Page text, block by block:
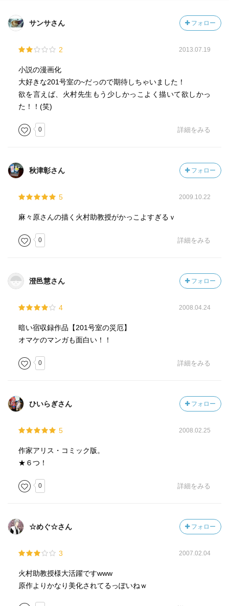
サンサさん フォロー
2 2013.07.19
小説の漫画化
大好きな201号室の~だっので期待しちゃいました！
欲を言えば、火村先生もう少しかっこよく描いて欲しかっ
た！！(笑)
0 詳細をみる
秋津彰さん フォロー
5 2009.10.22
麻々原さんの描く火村助教授がかっこよすぎるｖ
0 詳細をみる
澄邑慧さん フォロー
4 2008.04.24
暗い宿収録作品【201号室の災厄】
オマケのマンガも面白い！！
0 詳細をみる
ひいらぎさん フォロー
5 2008.02.25
作家アリス・コミック版。
★６つ！
0 詳細をみる
☆めぐ☆さん フォロー
3 2007.02.04
火村助教授様大活躍ですwww
原作よりかなり美化されてるっぽいねｗ